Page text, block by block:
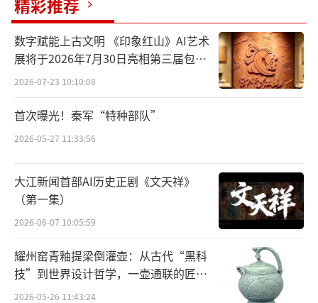
精彩推荐
数字赋能上古文明 《印象红山》AI艺术
展将于2026年7月30日亮相第三届包头
艺博会
2026-07-23 10:10:08
首次曝光！秦军“特种部队”
2026-05-27 11:33:56
大江新闻首部AI历史正剧《文天祥》
（第一集）
2026-06-07 10:05:59
耀州窑青釉提梁倒灌壶：从古代“黑科
技”到世界设计哲学，一壶通联的匠心
宇宙
2026-05-26 11:43:24